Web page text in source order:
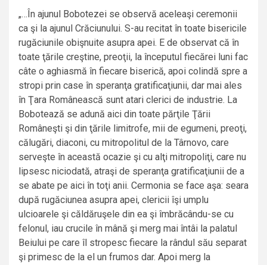
„…În ajunul Bobotezei se observă aceleaşi ceremonii
ca şi la ajunul Crăciunului. S-au recitat în toate bisericile
rugăciunile obişnuite asupra apei. E de observat că în
toate ţările creştine, preoţii, la începutul fiecărei luni fac
câte o aghiasmă în fiecare biserică, apoi colindă spre a
stropi prin case în speranţa gratificaţiunii, dar mai ales
în Ţara Românească sunt atari clerici de industrie. La
Bobotează se adună aici din toate părţile Ţării
Româneşti şi din ţările limitrofe, mii de egumeni, preoţi,
călugări, diaconi, cu mitropolitul de la Târnovo, care
serveşte în această ocazie şi cu alţi mitropoliţi, care nu
lipsesc niciodată, atraşi de speranţa gratificaţiunii de a
se abate pe aici în toţi anii. Cermonia se face aşa: seara
după rugăciunea asupra apei, clericii îşi umplu
ulcioarele şi căldăruşele din ea şi îmbrăcându-se cu
felonul, iau crucile în mână şi merg mai întâi la palatul
Beiului pe care îl stropesc fiecare la rândul său separat
şi primesc de la el un frumos dar. Apoi merg la